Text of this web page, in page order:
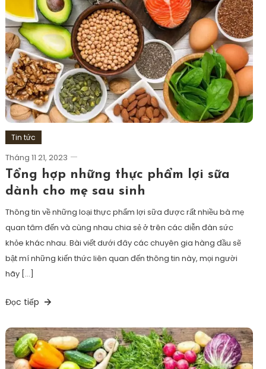
Tin tức
Tháng 11 21, 2023
Tổng hợp những thực phẩm lợi sữa
dành cho mẹ sau sinh
Thông tin về những loại thực phẩm lợi sữa được rất nhiều bà mẹ
quan tâm đến và cùng nhau chia sẻ ở trên các diễn đàn sức
khỏe khác nhau. Bài viết dưới đây các chuyên gia hàng đầu sẽ
bật mí những kiến thức liên quan đến thông tin này, mọi người
hãy […]
Đọc tiếp